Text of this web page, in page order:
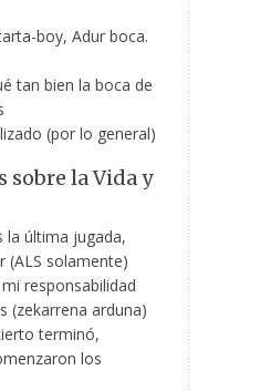
boy, Adur boca.
tan bien la boca de
(por lo general)
sobre la Vida y
la última jugada,
(ALS solamente)
responsabilidad
(zekarrena arduna)
terminó,
los